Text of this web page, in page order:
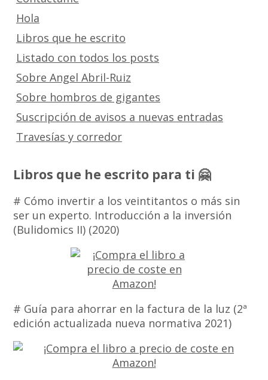
Hola
Libros que he escrito
Listado con todos los posts
Sobre Angel Abril-Ruiz
Sobre hombros de gigantes
Suscripción de avisos a nuevas entradas
Travesías y corredor
Libros que he escrito para ti 🤗
# Cómo invertir a los veintitantos o más sin
ser un experto. Introducción a la inversión
(Bulidomics II) (2020)
# Guía para ahorrar en la factura de la luz (2ª
edición actualizada nueva normativa 2021)